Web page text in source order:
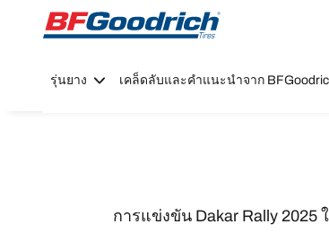
Go to page content
Go to page navigation
รุ่นยาง เคล็ดลับและคำแนะนำจาก
การแข่งขัน Dakar Rally